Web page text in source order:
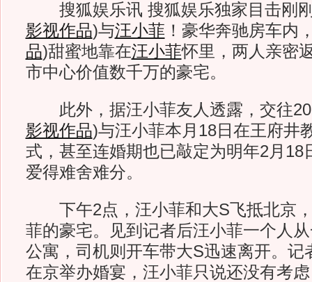
搜狐娱乐讯 搜狐娱乐独家目击刚
影视作品)与汪小菲 ！豪华奔驰房车内
品)甜蜜地靠在汪小菲怀里，两人亲密
市中心价值数千万的豪宅。
此外，据汪小菲友人透露，交往20
影视作品)与汪小菲本月18日在王府井
式，甚至连婚期也已敲定为明年2月18
爱得难舍难分。
下午2点，汪小菲和大S飞抵北京，
菲的豪宅。见到记者后汪小菲一个人
公寓，司机则开车带大S迅速离开。记
在京举办婚宴，汪小菲只说还没有考